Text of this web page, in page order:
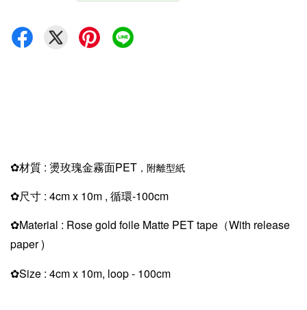
✿材質 : 燙玫瑰金霧面PET ，附離型紙
✿尺寸 : 4cm x 10m , 循環-100cm
✿Material : Rose gold foile Matte PET tape （With release
paper )
✿Size : 4cm x 10m, loop - 100cm